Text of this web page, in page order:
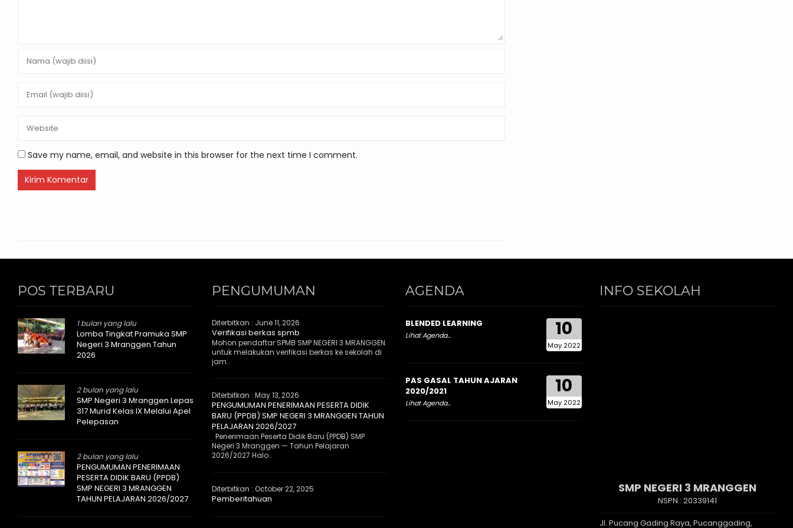
Save my name, email, and website in this browser for the next time I comment.
POS TERBARU
1 bulan yang lalu
Lomba Tingkat Pramuka SMP
Negeri 3 Mranggen Tahun
2026
2 bulan yang lalu
SMP Negeri 3 Mranggen Lepas
317 Murid Kelas IX Melalui Apel
Pelepasan
2 bulan yang lalu
PENGUMUMAN PENERIMAAN
PESERTA DIDIK BARU (PPDB)
SMP NEGERI 3 MRANGGEN
TAHUN PELAJARAN 2026/2027
PENGUMUMAN
Diterbitkan : June 11, 2026
Verifikasi berkas spmb
Mohon pendaftar SPMB SMP NEGERI 3 MRANGGEN
untuk melakukan verifikasi berkas ke sekolah di
jam..
Diterbitkan : May 13, 2026
PENGUMUMAN PENERIMAAN PESERTA DIDIK
BARU (PPDB) SMP NEGERI 3 MRANGGEN TAHUN
PELAJARAN 2026/2027
Penerimaan Peserta Didik Baru (PPDB) SMP
Negeri 3 Mranggen — Tahun Pelajaran
2026/2027 Halo..
Diterbitkan : October 22, 2025
Pemberitahuan
AGENDA
10
May 2022
BLENDED LEARNING
Lihat Agenda...
10
May 2022
PAS GASAL TAHUN AJARAN
2020/2021
Lihat Agenda...
INFO SEKOLAH
SMP NEGERI 3 MRANGGEN
NSPN : 20339141
Jl. Pucang Gading Raya, Pucanggading,